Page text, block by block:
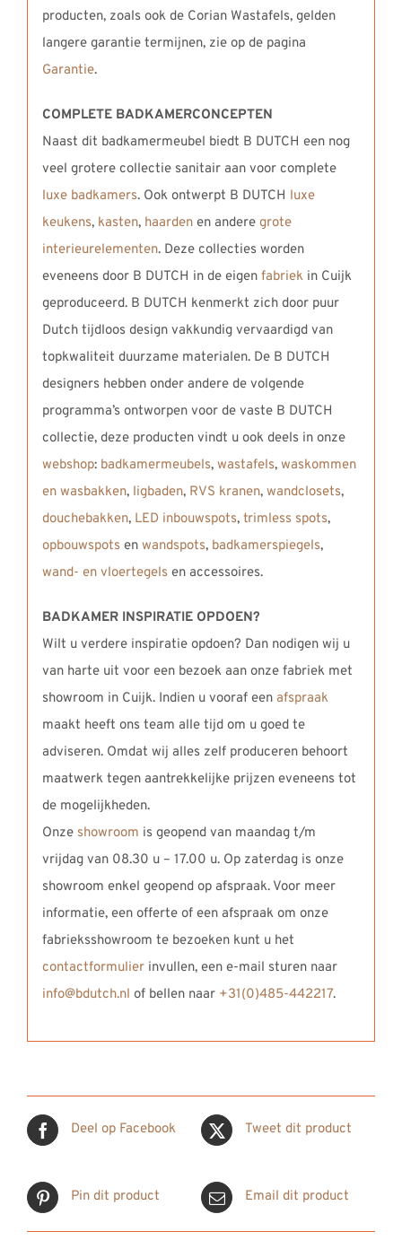
producten, zoals ook de Corian Wastafels, gelden
langere garantie termijnen, zie op de pagina
Garantie.
COMPLETE BADKAMERCONCEPTEN
Naast dit badkamermeubel biedt B DUTCH een nog
veel grotere collectie sanitair aan voor complete
luxe badkamers. Ook ontwerpt B DUTCH luxe
keukens, kasten, haardenen andere grote
interieurelementen. Deze collecties worden
eveneens door B DUTCH in de eigen fabriekin Cuijk
geproduceerd. B DUTCH kenmerkt zich door puur
Dutch tijdloos design vakkundig vervaardigd van
topkwaliteit duurzame materialen. De B DUTCH
designers hebben onder andere de volgende
programma’s ontworpen voor de vaste B DUTCH
collectie, deze producten vindt u ook deels in onze
webshop: badkamermeubels, wastafels, waskommen
en wasbakken, ligbaden, RVS kranen, wandclosets,
douchebakken, LED inbouwspots, trimless spots,
opbouwspots en wandspots, badkamerspiegels,
wand- en vloertegels en accessoires.
BADKAMER INSPIRATIE OPDOEN?
Wilt u verdere inspiratie opdoen? Dan nodigen wij u
van harte uit voor een bezoek aan onze fabriek met
showroom in Cuijk. Indien u vooraf een afspraak
maakt heeft ons team alle tijd om u goed te
adviseren. Omdat wij alles zelf produceren behoort
maatwerk tegen aantrekkelijke prijzen eveneens tot
de mogelijkheden.
Onze showroom is geopend van maandag t/m
vrijdag van 08.30 u – 17.00 u. Op zaterdag is onze
showroom enkel geopend op afspraak. Voor meer
informatie, een offerte of een afspraak om onze
fabrieksshowroom te bezoeken kunt u het
contactformulierinvullen, een e-mail sturen naar
info@bdutch.nl of bellen naar +31(0)485-442217.
Deel op Facebook Tweet dit product
Pin dit product Email dit product